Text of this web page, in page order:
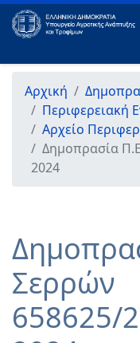
Αρχική
Περιφερειακή
Αρχείο
Δημοπρασία
2024
Σερρών
658625/